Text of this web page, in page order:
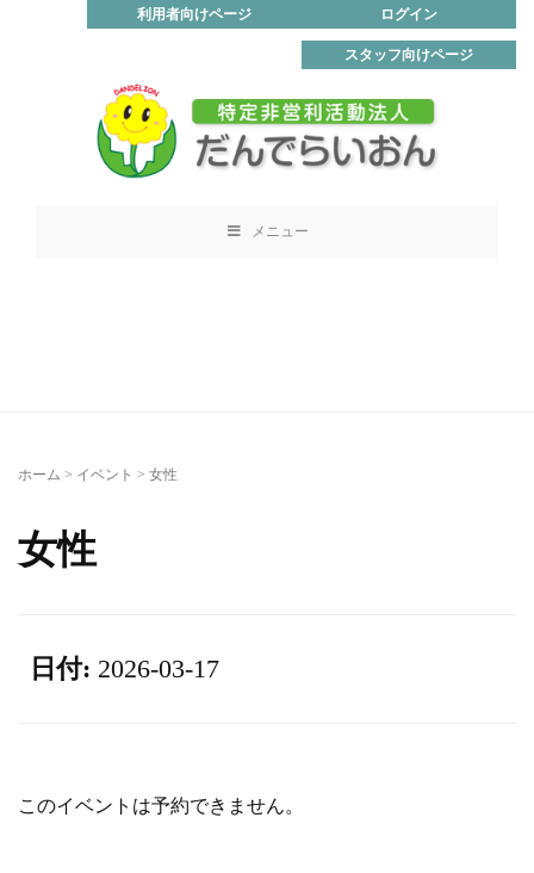
ログイン
利用者向けページ
スタッフ向けページ
メニュー
ホーム > イベント > 女性
女性
日付: 2026-03-17
このイベントは予約できません。